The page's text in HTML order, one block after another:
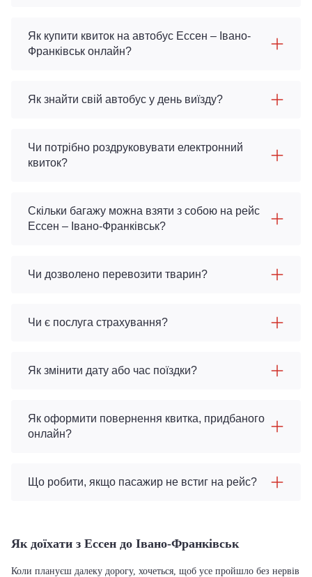
Як купити квиток на автобус Ессен – Івано-
Франківськ онлайн?
Як знайти свій автобус у день виїзду?
Чи потрібно роздруковувати електронний
квиток?
Скільки багажу можна взяти з собою на рейс
Ессен – Івано-Франківськ?
Чи дозволено перевозити тварин?
Чи є послуга страхування?
Як змінити дату або час поїздки?
Як оформити повернення квитка, придбаного
онлайн?
Що робити, якщо пасажир не встиг на рейс?
Як доїхати з Ессен до Івано-Франківськ
Коли плануєш далеку дорогу, хочеться, щоб усе пройшло без нервів